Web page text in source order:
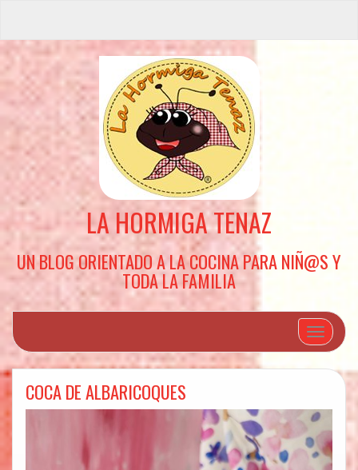
LA HORMIGA TENAZ
UN BLOG ORIENTADO A LA COCINA PARA NIÑ@S Y
TODA LA FAMILIA
Cambiar
COCA DE ALBARICOQUES